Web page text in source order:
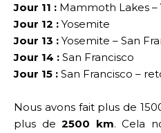
Jour 11 : Mammoth Lakes –
Jour 12 : Yosemite
Jour 13 : Yosemite – San
Jour 14 : San Francisco
Jour 15 : San Francisco –
Nous avons fait plus de
plus de 2500 km. Cela